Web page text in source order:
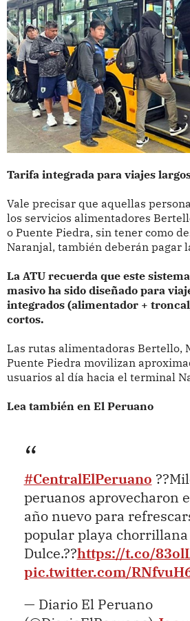
Tarifa integrada para viajes
Vale precisar que aquellas
los servicios alimentadores
o Puente Piedra, sin tener como
Naranjal, también deberán pagar
La ATU recuerda que este
masivo ha sido diseñado para
integrados (alimentador +
cortos.
Las rutas alimentadoras Bertello,
Puente Piedra movilizan
usuarios al día hacia el terminal
Lea también en El Peruano
#CentralElPeruano
peruanos aprovecharon
año nuevo para
popular playa chorrillana
Dulce.??https://t.co/
pic.twitter.com/
— Diario El Peruano